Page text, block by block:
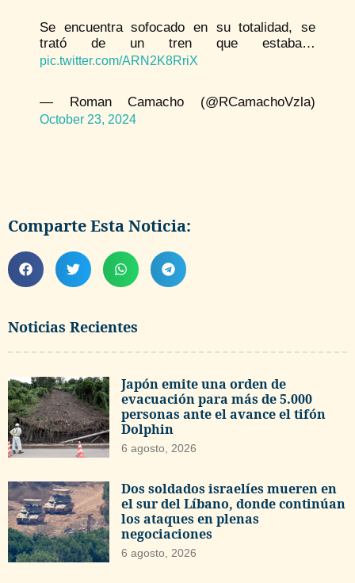
Noticias Recientes
Japón emite una orden de
evacuación para más de 5.000
personas ante el avance el tifón
Dolphin
6 agosto, 2026
Dos soldados israelíes mueren en
el sur del Líbano, donde continúan
los ataques en plenas
negociaciones
6 agosto, 2026
Se encuentra sofocado en su totalidad, se
trató de un tren que estaba…
pic.twitter.com/ARN2K8RriX
— Roman Camacho (@RCamachoVzla)
October 23, 2024
Comparte Esta Noticia: